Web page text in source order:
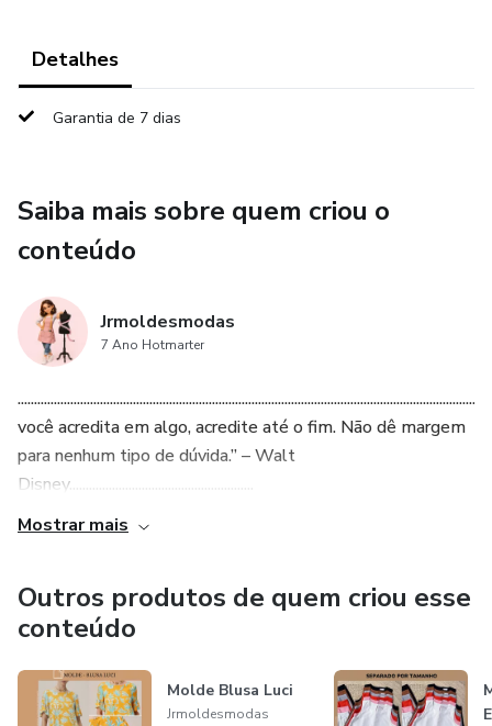
Dúvidas consultar ao vendedor!
Detalhes
Garantia de 7 dias
Saiba mais sobre quem criou o
conteúdo
Jrmoldesmodas
7 Ano Hotmarter
você acredita em algo, acredite até o fim. Não dê margem
para nenhum tipo de dúvida.” – Walt
Disney........................................................
Mostrar mais
Outros produtos de quem criou esse
conteúdo
Molde Blusa Luci
Jrmoldesmodas